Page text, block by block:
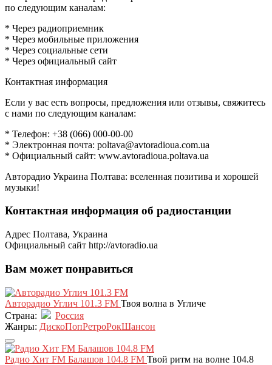
по следующим каналам:
* Через радиоприемник
* Через мобильные приложения
* Через социальные сети
* Через официальный сайт
Контактная информация
Если у вас есть вопросы, предложения или отзывы, свяжитесь
с нами по следующим каналам:
* Телефон: +38 (066) 000-00-00
* Электронная почта: poltava@avtoradioua.com.ua
* Официальный сайт: www.avtoradioua.poltava.ua
Авторадио Украина Полтава: вселенная позитива и хорошей
музыки!
Контактная информация об радиостанции
Адрес Полтава, Украина
Официальный сайт http://avtoradio.ua
Вам может понравиться
Авторадио Углич 101.3 FM Твоя волна в Угличе
Страна:
Россия
Жанры: ДискоПопРетроРокШансон
Радио Хит FM Балашов 104.8 FM Твой ритм на волне 104.8